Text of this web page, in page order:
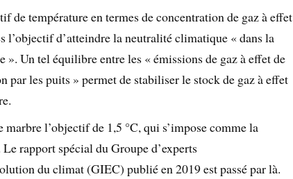
de température en termes de concentration de gaz à effet
l’objectif d’atteindre la neutralité climatique « dans la
». Un tel équilibre entre les « émissions de gaz à effet de
par les puits » permet de stabiliser le stock de gaz à effet
marbre l’objectif de 1,5 °C, qui s’impose comme la
rapport spécial du Groupe d’experts
du climat (GIEC) publié en 2019 est passé par là.